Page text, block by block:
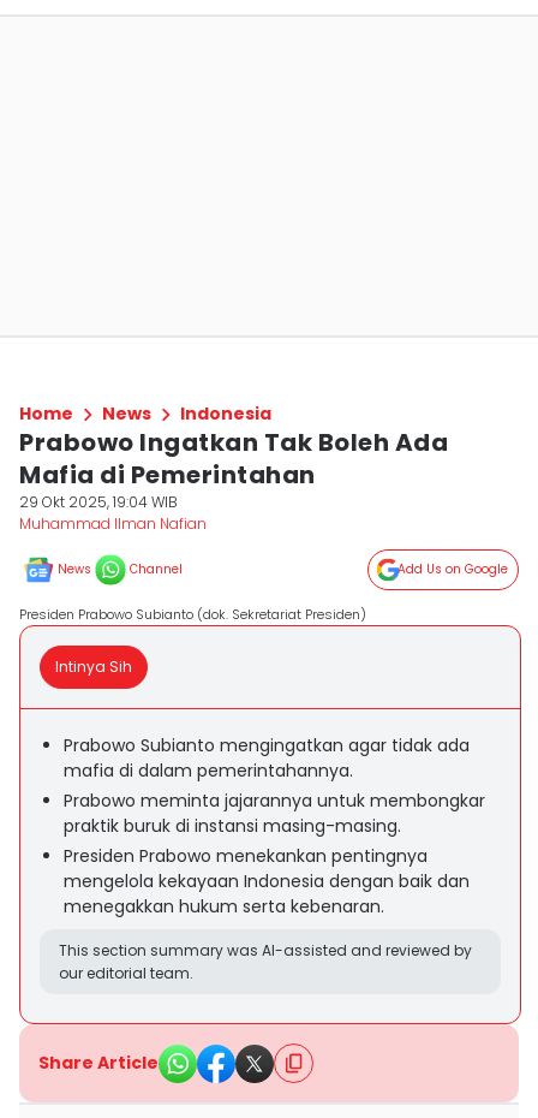
Home News Indonesia
Prabowo Ingatkan Tak Boleh Ada
Mafia di Pemerintahan
29 Okt 2025, 19:04 WIB
Muhammad Ilman Nafian
News Channel Add Us on Google
Presiden Prabowo Subianto (dok. Sekretariat Presiden)
Intinya Sih
Prabowo Subianto mengingatkan agar tidak ada
mafia di dalam pemerintahannya.
Prabowo meminta jajarannya untuk membongkar
praktik buruk di instansi masing-masing.
Presiden Prabowo menekankan pentingnya
mengelola kekayaan Indonesia dengan baik dan
menegakkan hukum serta kebenaran.
This section summary was AI-assisted and reviewed by
our editorial team.
Share Article